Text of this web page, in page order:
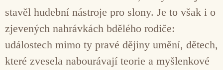
stavěl hudební nástroje pro slony. Je to však i o
zjevených nahrávkách bdělého rodiče:
událostech mimo ty pravé dějiny umění, dětech,
které zvesela nabourávají teorie a myšlenkové